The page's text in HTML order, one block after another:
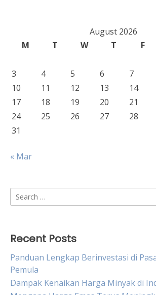
August 2026
M
T W T F
3
4 5 6 7
10
11 12 13 14
17
18 19 20 21
24
25 26 27 28
31
« Mar
Search
for:
Recent Posts
Panduan Lengkap Berinvestasi di
Pemula
Dampak Kenaikan Harga Minyak di